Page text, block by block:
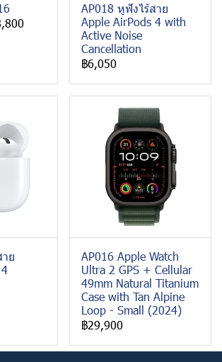
AP018 หูฟังไร้สาย
Apple AirPods 4 with
Active Noise
Cancellation
฿6,050
ย
AP016 Apple Watch
Ultra 2 GPS + Cellular
49mm Natural Titanium
Case with Tan Alpine
Loop - Small (2024)
฿29,900